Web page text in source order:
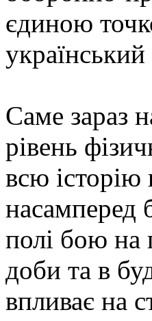
єдиною
український
Саме зараз
рівень
всю історію
насамперед
полі бою на
доби та в
впливає на